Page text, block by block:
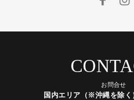
お問合せ
国内エリア（※沖縄を除く